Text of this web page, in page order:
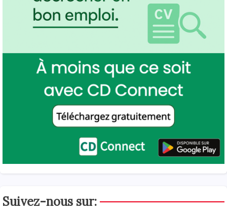
Suivez-nous sur: